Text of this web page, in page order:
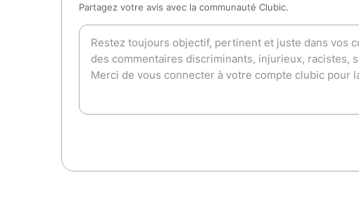
Partagez votre avis avec la communauté Clubic.